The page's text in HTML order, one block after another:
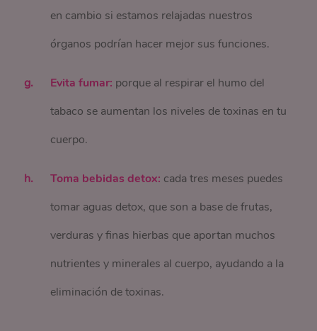
en cambio si estamos relajadas nuestros
órganos podrían hacer mejor sus funciones.
Evita fumar: porque al respirar el humo del
tabaco se aumentan los niveles de toxinas en tu
cuerpo.
Toma bebidas detox: cada tres meses puedes
tomar aguas detox, que son a base de frutas,
verduras y finas hierbas que aportan muchos
nutrientes y minerales al cuerpo, ayudando a la
eliminación de toxinas.